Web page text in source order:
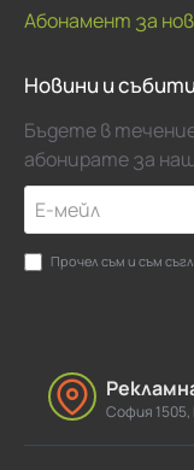
Абонамент за
Новини и
Бъдете в
абонирате за
Е-
мейл
Прочел съм и съм
София